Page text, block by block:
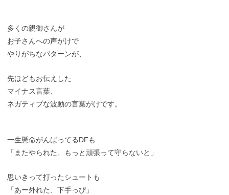
多くの親御さんが
お子さんへの声がけで
やりがちなパターンが、
先ほどもお伝えした
マイナス言葉、
ネガティブな波動の言葉がけです。
一生懸命がんばってるDFも
「またやられた、もっと頑張って守らないと」
思いきって打ったシュートも
「あー外れた、下手っぴ」